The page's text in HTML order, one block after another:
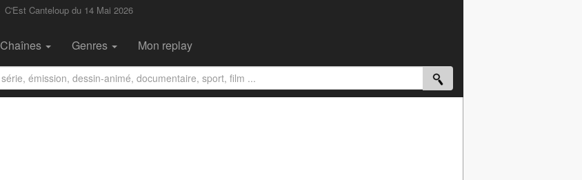
C'Est Canteloup du 14 Mai 2026
Chaînes Genres Mon replay